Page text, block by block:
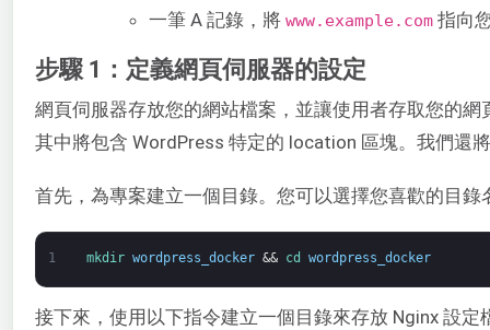
一筆 A 記錄，將 www.example.com 指向
步驟 1：定義網頁伺服器的設定
網頁伺服器存放您的網站檔案，並讓使用者存取您的
其中將包含 WordPress 特定的 location 區塊。我們還
首先，為專案建立一個目錄。您可以選擇您喜歡的目
1 mkdir wordpress_docker && cd wordpress_docker
接下來，使用以下指令建立一個目錄來存放 Nginx 設定